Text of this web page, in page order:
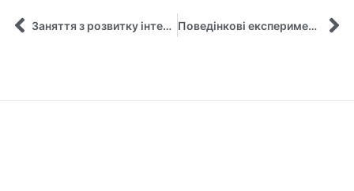
Заняття з розвитку інтеркультурних компетентностей в рамках проєкту Жана Моне Поведінкові експерименти: ресурсні можливості для здобувачів вищої освіти СумДУ